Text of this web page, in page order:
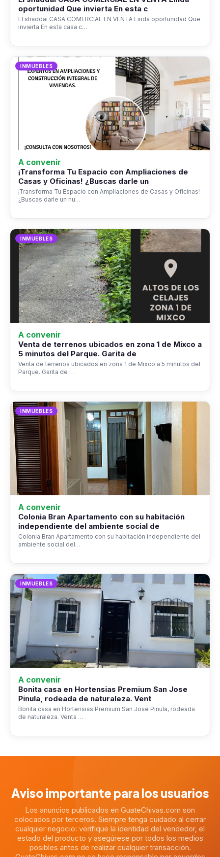
oportunidad Que invierta En esta c
El shaddai CASA COMERCIAL EN VENTA Linda oportunidad Que
invierta En esta casa c…
INMUEBLES
A convenir
¡Transforma Tu Espacio con Ampliaciones de
Casas y Oficinas! ¿Buscas darle un
¡Transforma Tu Espacio con Ampliaciones de Casas y Oficinas!
¿Buscas darle un nu…
INMUEBLES
A convenir
Venta de terrenos ubicados en zona 1 de Mixco a
5 minutos del Parque. Garita de
Venta de terrenos ubicados en zona 1 de Mixco a 5 minutos del
Parque. Garita de …
INMUEBLES
A convenir
Colonia Bran Apartamento con su habitación
independiente del ambiente social de
Colonia Bran Apartamento con su habitación independiente del
ambiente social del…
INMUEBLES
A convenir
Bonita casa en Hortensias Premium San Jose
Pinula, rodeada de naturaleza. Vent
Bonita casa en Hortensias Premium San Jose Pinula, rodeada
de naturaleza. Venta …
Aviso importante para los usuarios
Los anuncios publicados en GuateChivas.com son
colocados por terceros. Siempre tenga cuidado al cerrar
cualquier negocio: verifique la identidad del vendedor, el
estado del producto y asegúrese por todos los medios
posibles antes de realizar cualquier transacción.